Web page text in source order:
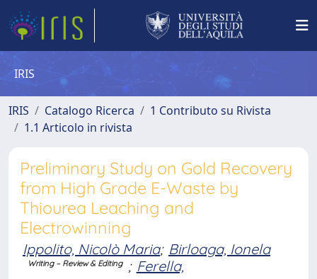
IRIS
IRIS Catalogo Ricerca
1 Contributo su Rivista
1.1 Articolo in rivista
Preliminary Study on Gold Recovery
from High Grade E-Waste by
Thiourea Leaching and
Electrowinning
Ippolito, Nicolò Maria; Birloaga, Ionela
Writing – Review & Editing ; Ferella,